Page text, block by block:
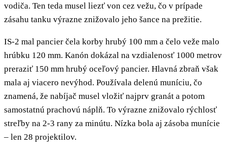
vodiča. Ten teda musel liezť von cez vežu, čo v prípade
zásahu tanku výrazne znižovalo jeho šance na prežitie.
IS-2 mal pancier čela korby hrubý 100 mm a čelo veže malo
hrúbku 120 mm. Kanón dokázal na vzdialenosť 1000 metrov
preraziť 150 mm hrubý oceľový pancier. Hlavná zbraň však
mala aj viacero nevýhod. Používala delenú muníciu, čo
znamená, že nabíjač musel vložiť najprv granát a potom
samostatnú prachovú náplň. To výrazne znižovalo rýchlosť
streľby na 2-3 rany za minútu. Nízka bola aj zásoba munície
– len 28 projektilov.